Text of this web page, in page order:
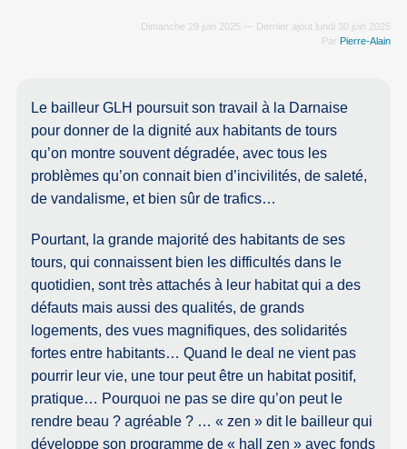
Dimanche 29 juin 2025 — Dernier ajout lundi 30 juin 2025
Par Pierre-Alain
Le bailleur GLH poursuit son travail à la Darnaise
pour donner de la dignité aux habitants de tours
qu’on montre souvent dégradée, avec tous les
problèmes qu’on connait bien d’incivilités, de saleté,
de vandalisme, et bien sûr de trafics…
Pourtant, la grande majorité des habitants de ses
tours, qui connaissent bien les difficultés dans le
quotidien, sont très attachés à leur habitat qui a des
défauts mais aussi des qualités, de grands
logements, des vues magnifiques, des solidarités
fortes entre habitants… Quand le deal ne vient pas
pourrir leur vie, une tour peut être un habitat positif,
pratique… Pourquoi ne pas se dire qu’on peut le
rendre beau ? agréable ? … « zen » dit le bailleur qui
développe son programme de « hall zen » avec fonds